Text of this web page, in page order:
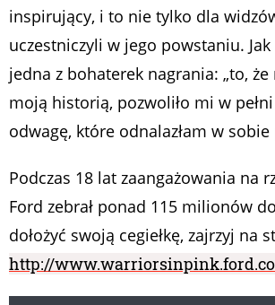
inspirujący, i to nie tylko dla
uczestniczyli w jego powstaniu.
jedna z bohaterek nagrania: „to,
moją historią, pozwoliło mi w
odwagę, które odnalazłam w
Podczas 18 lat zaangażowania na
Ford zebrał ponad 115 milionów
dołożyć swoją cegiełkę, zajrzyj na
http://